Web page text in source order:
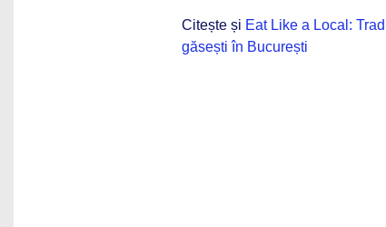
Citește și Eat Like a Local:
găsești în București